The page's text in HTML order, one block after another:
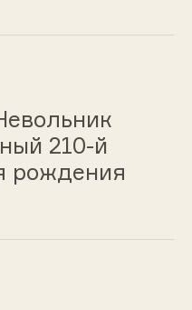
210-й
рождения